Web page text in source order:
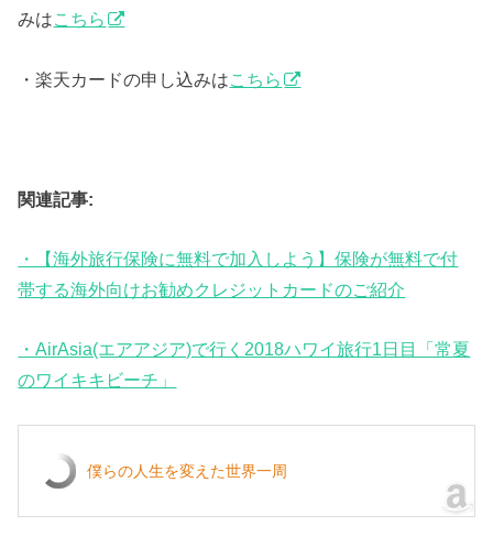
みはこちら
・楽天カードの申し込みはこちら
関連記事:
・【海外旅行保険に無料で加入しよう】保険が無料で付
帯する海外向けお勧めクレジットカードのご紹介
・AirAsia(エアアジア)で行く2018ハワイ旅行1日目「常夏
のワイキキビーチ」
僕らの人生を変えた世界一周